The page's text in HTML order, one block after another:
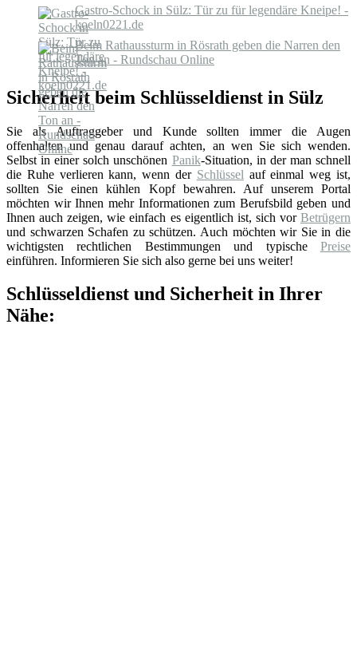
Gastro-Schock in Sülz: Tür zu für legendäre Kneipe! -
koeln0221.de
Beim Rathaussturm in Rösrath geben die Narren den
Ton an - Rundschau Online
Sicherheit beim Schlüsseldienst in Sülz
Sie als Auftraggeber und Kunde sollten immer die Augen
offenhalten und genau darauf achten, an wen Sie sich wenden.
Selbst in einer solch unschönen Panik-Situation, in der man schnell
die Ruhe verlieren kann, wenn der Schlüssel auf einmal weg ist,
sollten Sie einen kühlen Kopf bewahren. Auf unserem Portal
möchten wir Ihnen mehr Informationen zum Berufsbild geben und
Ihnen auch zeigen, wie einfach es eigentlich ist, sich vor Betrügern
und schwarzen Schafen zu schützen. Auch möchten wir Sie in die
wichtigsten rechtlichen Bestimmungen und typische Preise
einführen. Informieren Sie sich also gerne bei uns weiter!
Schlüsseldienst und Sicherheit in Ihrer
Nähe: